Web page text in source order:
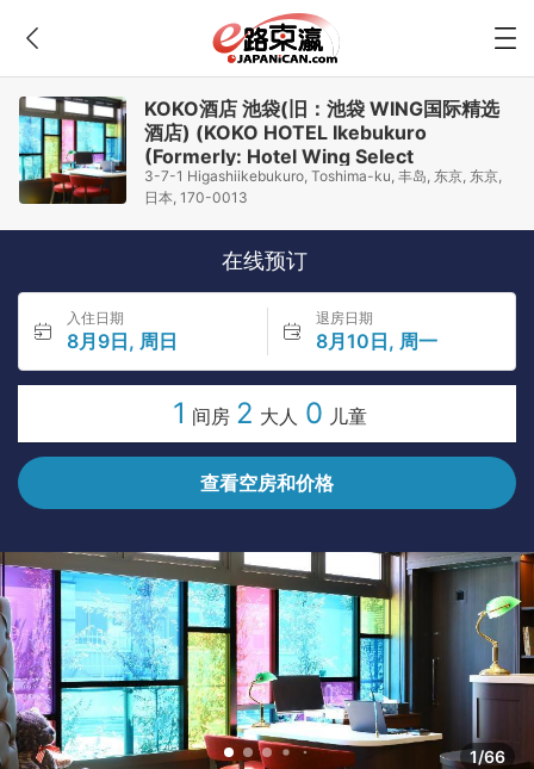
KOKO酒店 池袋(旧：池袋 WING国际精选
酒店) (KOKO HOTEL Ikebukuro
(Formerly: Hotel Wing Select
Ikebukuro))
3-7-1 Higashiikebukuro, Toshima-ku, 丰岛, 东京, 东京,
日本, 170-0013
在线预订
入住日期
8月9日, 周日
退房日期
8月10日, 周一
1 间房 2 大人 0 儿童
查看空房和价格
1/66